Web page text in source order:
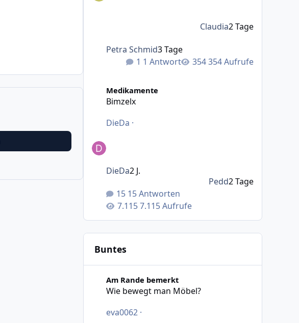
1 Antwort 354 Aufrufe
Petra Schmid3 Tage
Claudia2 Tage
Medikamente
Bimzelx
DieDa ·
15 Antworten
7.115 Aufrufe
DieDa2 J.
Pedd2 Tage
Buntes
Am Rande bemerkt
Wie bewegt man Möbel?
eva0062 ·